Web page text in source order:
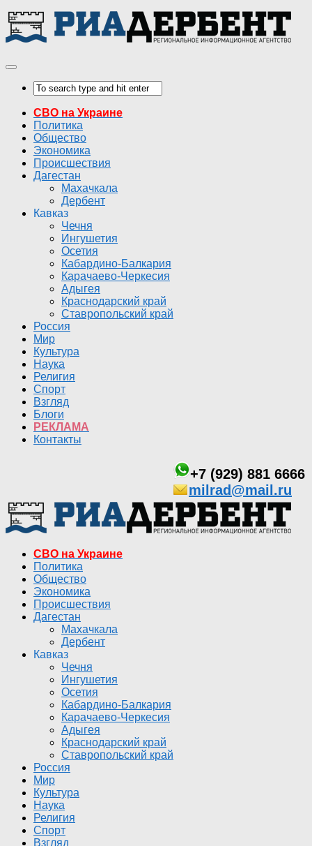
СВО на Украине
Политика
Общество
Экономика
Происшествия
Дагестан
Махачкала
Дербент
Кавказ
Чечня
Ингушетия
Осетия
Кабардино-Балкария
Карачаево-Черкесия
Адыгея
Краснодарский край
Ставропольский край
Россия
Мир
Культура
Наука
Религия
Спорт
Взгляд
Блоги
РЕКЛАМА
Контакты
+7 (929) 881 6666
milrad@mail.ru
СВО на Украине
Политика
Общество
Экономика
Происшествия
Дагестан
Махачкала
Дербент
Кавказ
Чечня
Ингушетия
Осетия
Кабардино-Балкария
Карачаево-Черкесия
Адыгея
Краснодарский край
Ставропольский край
Россия
Мир
Культура
Наука
Религия
Спорт
Взгляд